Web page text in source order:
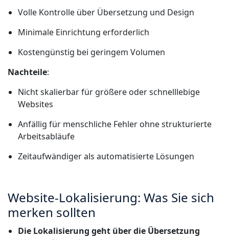
Volle Kontrolle über Übersetzung und Design
Minimale Einrichtung erforderlich
Kostengünstig bei geringem Volumen
Nachteile:
Nicht skalierbar für größere oder schnelllebige
Websites
Anfällig für menschliche Fehler ohne strukturierte
Arbeitsabläufe
Zeitaufwändiger als automatisierte Lösungen
Website-Lokalisierung: Was Sie sich
merken sollten
Die Lokalisierung geht über die Übersetzung